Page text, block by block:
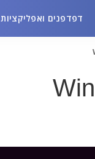
דפדפנים ואפליקציות